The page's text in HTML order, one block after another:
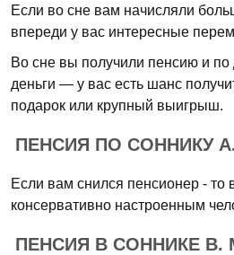
Если во сне вам начисляли
впереди у вас интересные
Во сне вы получили пенсию и по
деньги — у вас есть шанс
подарок или крупный выигрыш.
ПЕНСИЯ ПО СОННИКУ
Если вам снился пенсионер - то
консервативно настроенным
ПЕНСИЯ В СОННИКЕ В.